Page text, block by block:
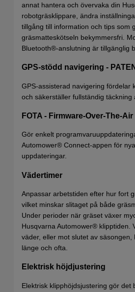
annat hantera och övervaka din
robotgräsklippare, ändra
tillgång till information och tips som
gräsmatteskötseln bekymmersfri.
Bluetooth®-anslutning är tillgänglig
GPS-stödd navigering -
GPS-assisterad navigering fördelar
och säkerställer fullständig täckning
FOTA - Firmware-Over-The-Air
Gör enkelt
Automower® Connect-appen för
uppdateringar.
Vädertimer
Anpassar arbetstiden efter hur fort
vilket minskar slitaget på både
Under perioder när gräset växer
Husqvarna Automower® klipptiden.
väder, eller mot slutet av säsongen,
länge och ofta.
Elektrisk höjdjustering
Elektrisk klipphöjdsjustering gör det